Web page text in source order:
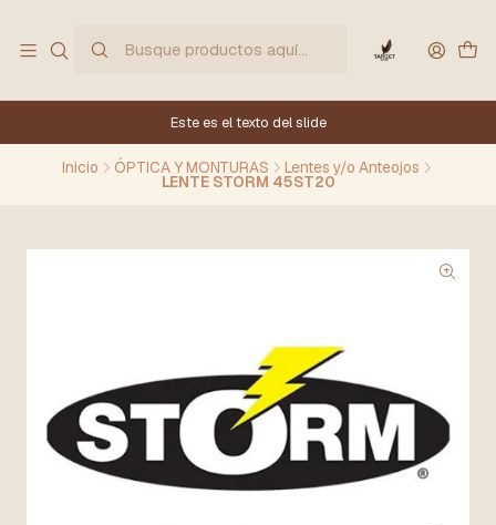
Este es el texto del slide
Inicio ÓPTICA Y MONTURAS Lentes y/o Anteojos
LENTE STORM 45ST20